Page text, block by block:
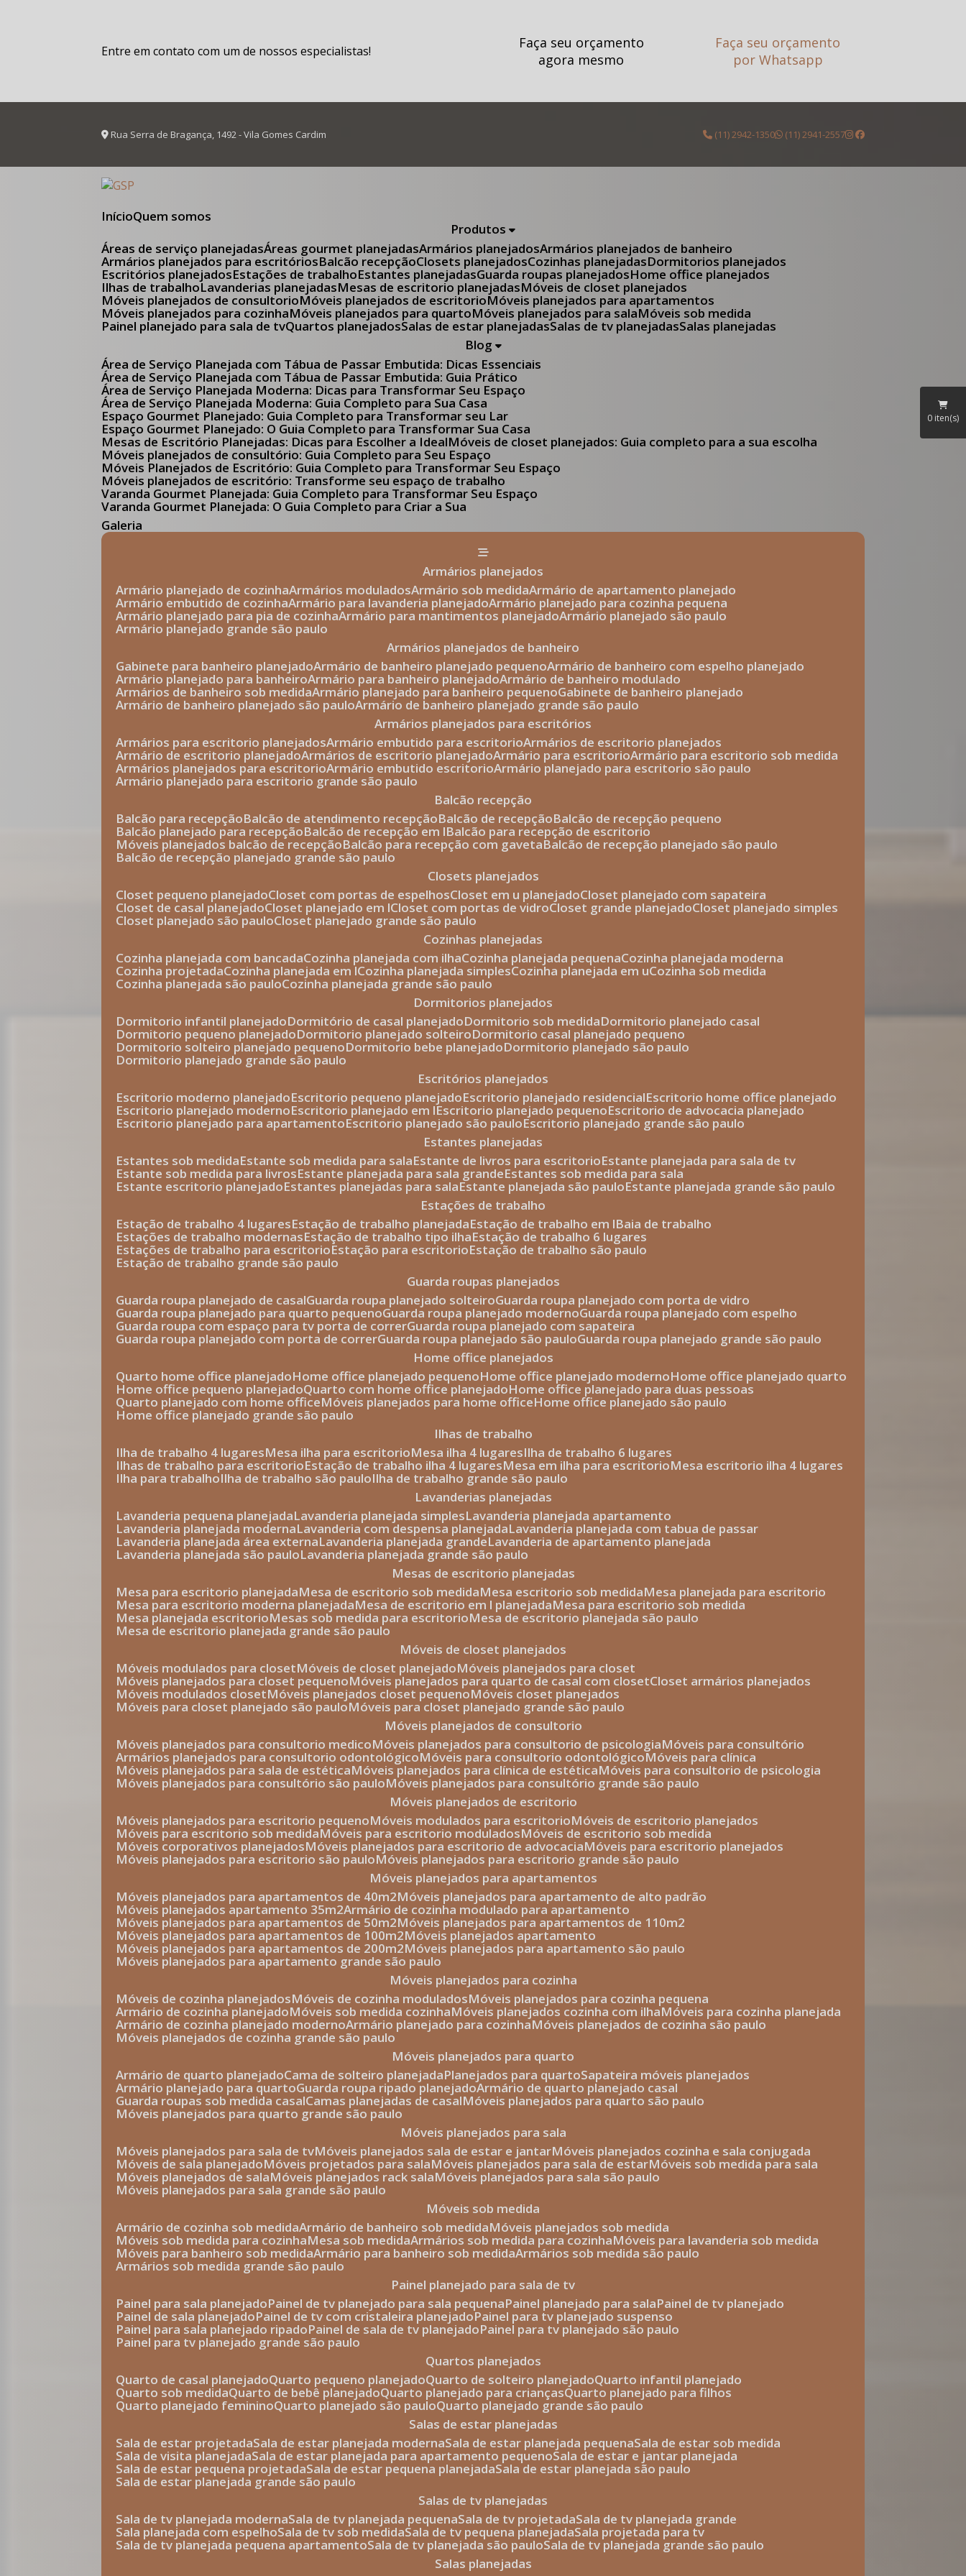
Entre em contato com um de nossos especialistas!
Faça seu orçamento
agora mesmo
Faça seu orçamento
por Whatsapp
Rua Serra de Bragança, 1492 - Vila Gomes Cardim (11) 2942-1350 (11) 2941-2557
Início Quem somos
Produtos
Áreas de serviço planejadas Áreas gourmet planejadas Armários planejados Armários planejados de banheiro
Armários planejados para escritórios Balcão recepção Closets planejados Cozinhas planejadas Dormitorios planejados
Escritórios planejados Estações de trabalho Estantes planejadas Guarda roupas planejados Home office planejados
Ilhas de trabalho Lavanderias planejadas Mesas de escritorio planejadas Móveis de closet planejados
Móveis planejados de consultorio Móveis planejados de escritorio Móveis planejados para apartamentos
Móveis planejados para cozinha Móveis planejados para quarto Móveis planejados para sala Móveis sob medida
Painel planejado para sala de tv Quartos planejados Salas de estar planejadas Salas de tv planejadas Salas planejadas
Blog
Área de Serviço Planejada com Tábua de Passar Embutida: Dicas Essenciais
Área de Serviço Planejada com Tábua de Passar Embutida: Guia Prático
Área de Serviço Planejada Moderna: Dicas para Transformar Seu Espaço
Área de Serviço Planejada Moderna: Guia Completo para Sua Casa
Espaço Gourmet Planejado: Guia Completo para Transformar seu Lar
Espaço Gourmet Planejado: O Guia Completo para Transformar Sua Casa
Mesas de Escritório Planejadas: Dicas para Escolher a Ideal Móveis de closet planejados: Guia completo para a sua escolha
Móveis planejados de consultório: Guia Completo para Seu Espaço
Móveis Planejados de Escritório: Guia Completo para Transformar Seu Espaço
Móveis planejados de escritório: Transforme seu espaço de trabalho
Varanda Gourmet Planejada: Guia Completo para Transformar Seu Espaço
Varanda Gourmet Planejada: O Guia Completo para Criar a Sua
Galeria
armários planejados
armário planejado de cozinha armários modulados armário sob medida armário de apartamento planejado
armário embutido de cozinha armário para lavanderia planejado armário planejado para cozinha pequena
armário planejado para pia de cozinha armário para mantimentos planejado armário planejado são paulo
armário planejado grande são paulo
armários planejados de banheiro
gabinete para banheiro planejado armário de banheiro planejado pequeno armário de banheiro com espelho planejado
armário planejado para banheiro armário para banheiro planejado armário de banheiro modulado
armários de banheiro sob medida armário planejado para banheiro pequeno gabinete de banheiro planejado
armário de banheiro planejado são paulo armário de banheiro planejado grande são paulo
armários planejados para escritórios
armários para escritorio planejados armário embutido para escritorio armários de escritorio planejados
armário de escritorio planejado armários de escritorio planejado armário para escritorio armário para escritorio sob medida
armários planejados para escritorio armário embutido escritorio armário planejado para escritorio são paulo
armário planejado para escritorio grande são paulo
balcão recepção
balcão para recepção
balcão de atendimento recepção balcão de recepção balcão de recepção pequeno
balcão planejado para recepção balcão de recepção em l balcão para recepção de escritorio
móveis planejados balcão de recepção balcão para recepção com gaveta balcão de recepção planejado são paulo
balcão de recepção planejado grande são paulo
closets planejados
closet pequeno planejado closet com portas de espelhos closet em u planejado closet planejado com sapateira
closet de casal planejado closet planejado em l closet com portas de vidro closet grande planejado closet planejado simples
closet planejado são paulo closet planejado grande são paulo
cozinhas planejadas
cozinha planejada com bancada cozinha planejada com ilha cozinha planejada pequena cozinha planejada moderna
cozinha projetada cozinha planejada em l cozinha planejada simples cozinha planejada em u cozinha sob medida
cozinha planejada são paulo cozinha planejada grande são paulo
dormitorios planejados
dormitorio infantil planejado
dormitório de casal planejado dormitorio sob medida dormitorio planejado casal
dormitorio pequeno planejado dormitorio planejado solteiro dormitorio casal planejado pequeno
dormitorio solteiro planejado pequeno dormitorio bebe planejado dormitorio planejado são paulo
dormitorio planejado grande são paulo
escritórios planejados
escritorio moderno planejado escritorio pequeno planejado escritorio planejado residencial escritorio home office planejado
escritorio planejado moderno escritorio planejado em l escritorio planejado pequeno escritorio de advocacia planejado
escritorio planejado para apartamento escritorio planejado são paulo escritorio planejado grande são paulo
estantes planejadas
estantes sob medida estante sob medida para sala estante de livros para escritorio estante planejada para sala de tv
estante sob medida para livros estante planejada para sala grande estantes sob medida para sala
estante escritorio planejado estantes planejadas para sala estante planejada são paulo estante planejada grande são paulo
estações de trabalho
estação de trabalho 4 lugares estação de trabalho planejada estação de trabalho em l baia de trabalho
estações de trabalho modernas estação de trabalho tipo ilha estação de trabalho 6 lugares
estações de trabalho para escritorio estação para escritorio estação de trabalho são paulo
estação de trabalho grande são paulo
guarda roupas planejados
guarda roupa planejado de casal
guarda roupa planejado solteiro guarda roupa planejado com porta de vidro
guarda roupa planejado para quarto pequeno guarda roupa planejado moderno guarda roupa planejado com espelho
guarda roupa com espaço para tv porta de correr guarda roupa planejado com sapateira
guarda roupa planejado com porta de correr guarda roupa planejado são paulo
guarda roupa planejado grande são paulo
home office planejados
quarto home office planejado
home office planejado pequeno home office planejado moderno home office planejado quarto
home office pequeno planejado quarto com home office planejado home office planejado para duas pessoas
quarto planejado com home office móveis planejados para home office home office planejado são paulo
home office planejado grande são paulo
ilhas de trabalho
ilha de trabalho 4 lugares
mesa ilha para escritorio mesa ilha 4 lugares ilha de trabalho 6 lugares
ilhas de trabalho para escritorio estação de trabalho ilha 4 lugares mesa em ilha para escritorio mesa escritorio ilha 4 lugares
ilha para trabalho ilha de trabalho são paulo ilha de trabalho grande são paulo
lavanderias planejadas
lavanderia pequena planejada lavanderia planejada simples lavanderia planejada apartamento
lavanderia planejada moderna lavanderia com despensa planejada lavanderia planejada com tabua de passar
lavanderia planejada área externa lavanderia planejada grande lavanderia de apartamento planejada
lavanderia planejada são paulo lavanderia planejada grande são paulo
mesas de escritorio planejadas
mesa para escritorio planejada
mesa de escritorio sob medida mesa escritorio sob medida mesa planejada para escritorio
mesa para escritorio moderna planejada mesa de escritorio em l planejada mesa para escritorio sob medida
mesa planejada escritorio mesas sob medida para escritorio mesa de escritorio planejada são paulo
mesa de escritorio planejada grande são paulo
móveis de closet planejados
móveis modulados para closet
móveis de closet planejado móveis planejados para closet
móveis planejados para closet pequeno móveis planejados para quarto de casal com closet closet armários planejados
móveis modulados closet móveis planejados closet pequeno móveis closet planejados
móveis para closet planejado são paulo
móveis para closet planejado grande são paulo
móveis planejados de consultorio
móveis planejados para consultorio medico
móveis planejados para consultorio de psicologia móveis para consultório
armários planejados para consultorio odontológico móveis para consultorio odontológico móveis para clínica
móveis planejados para sala de estética móveis planejados para clínica de estética móveis para consultorio de psicologia
móveis planejados para consultório são paulo
móveis planejados para consultório grande são paulo
móveis planejados de escritorio
móveis planejados para escritorio pequeno
móveis modulados para escritorio móveis de escritorio planejados
móveis para escritorio sob medida móveis para escritorio modulados móveis de escritorio sob medida
móveis corporativos planejados móveis planejados para escritorio de advocacia móveis para escritorio planejados
móveis planejados para escritorio são paulo
móveis planejados para escritorio grande são paulo
móveis planejados para apartamentos
móveis planejados para apartamentos de 40m2
móveis planejados para apartamento de alto padrão
móveis planejados apartamento 35m2 armário de cozinha modulado para apartamento
móveis planejados para apartamentos de 50m2 móveis planejados para apartamentos de 110m2
móveis planejados para apartamentos de 100m2 móveis planejados apartamento
móveis planejados para apartamentos de 200m2 móveis planejados para apartamento são paulo
móveis planejados para apartamento grande são paulo
móveis planejados para cozinha
móveis de cozinha planejados
móveis de cozinha modulados móveis planejados para cozinha pequena
armário de cozinha planejado móveis sob medida cozinha móveis planejados cozinha com ilha móveis para cozinha planejada
armário de cozinha planejado moderno armário planejado para cozinha móveis planejados de cozinha são paulo
móveis planejados de cozinha grande são paulo
móveis planejados para quarto
armário de quarto planejado cama de solteiro planejada planejados para quarto sapateira móveis planejados
armário planejado para quarto guarda roupa ripado planejado armário de quarto planejado casal
guarda roupas sob medida casal camas planejadas de casal móveis planejados para quarto são paulo
móveis planejados para quarto grande são paulo
móveis planejados para sala
móveis planejados para sala de tv
móveis planejados sala de estar e jantar móveis planejados cozinha e sala conjugada
móveis de sala planejado móveis projetados para sala móveis planejados para sala de estar móveis sob medida para sala
móveis planejados de sala móveis planejados rack sala móveis planejados para sala são paulo
móveis planejados para sala grande são paulo
móveis sob medida
armário de cozinha sob medida armário de banheiro sob medida móveis planejados sob medida
móveis sob medida para cozinha mesa sob medida armários sob medida para cozinha móveis para lavanderia sob medida
móveis para banheiro sob medida armário para banheiro sob medida armários sob medida são paulo
armários sob medida grande são paulo
painel planejado para sala de tv
painel para sala planejado painel de tv planejado para sala pequena painel planejado para sala painel de tv planejado
painel de sala planejado painel de tv com cristaleira planejado painel para tv planejado suspenso
painel para sala planejado ripado painel de sala de tv planejado painel para tv planejado são paulo
painel para tv planejado grande são paulo
quartos planejados
quarto de casal planejado
quarto pequeno planejado quarto de solteiro planejado quarto infantil planejado
quarto sob medida quarto de bebê planejado quarto planejado para crianças quarto planejado para filhos
quarto planejado feminino quarto planejado são paulo
quarto planejado grande são paulo
salas de estar planejadas
sala de estar projetada sala de estar planejada moderna sala de estar planejada pequena sala de estar sob medida
sala de visita planejada sala de estar planejada para apartamento pequeno sala de estar e jantar planejada
sala de estar pequena projetada sala de estar pequena planejada sala de estar planejada são paulo
sala de estar planejada grande são paulo
salas de tv planejadas
sala de tv planejada moderna sala de tv planejada pequena sala de tv projetada sala de tv planejada grande
sala planejada com espelho sala de tv sob medida sala de tv pequena planejada sala projetada para tv
sala de tv planejada pequena apartamento sala de tv planejada são paulo sala de tv planejada grande são paulo
salas planejadas
0 iten(s)